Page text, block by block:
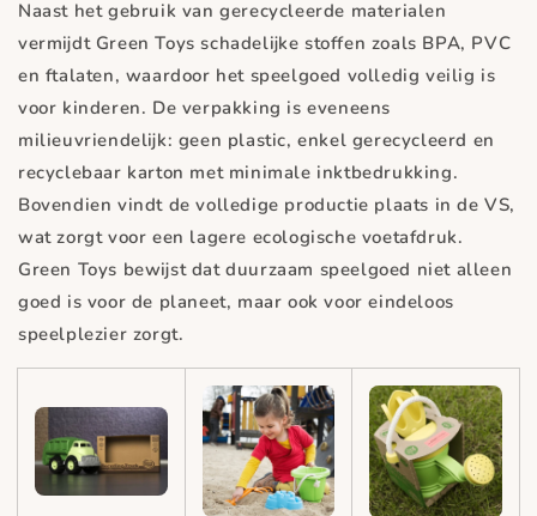
Naast het gebruik van gerecycleerde materialen
vermijdt Green Toys schadelijke stoffen zoals BPA, PVC
en ftalaten, waardoor het speelgoed volledig veilig is
voor kinderen. De verpakking is eveneens
milieuvriendelijk: geen plastic, enkel gerecycleerd en
recyclebaar karton met minimale inktbedrukking.
Bovendien vindt de volledige productie plaats in de VS,
wat zorgt voor een lagere ecologische voetafdruk.
Green Toys bewijst dat duurzaam speelgoed niet alleen
goed is voor de planeet, maar ook voor eindeloos
speelplezier zorgt.